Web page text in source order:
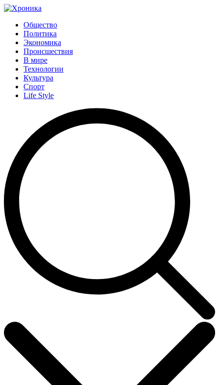
Общество
Политика
Экономика
Происшествия
В мире
Технологии
Культура
Спорт
Life Style